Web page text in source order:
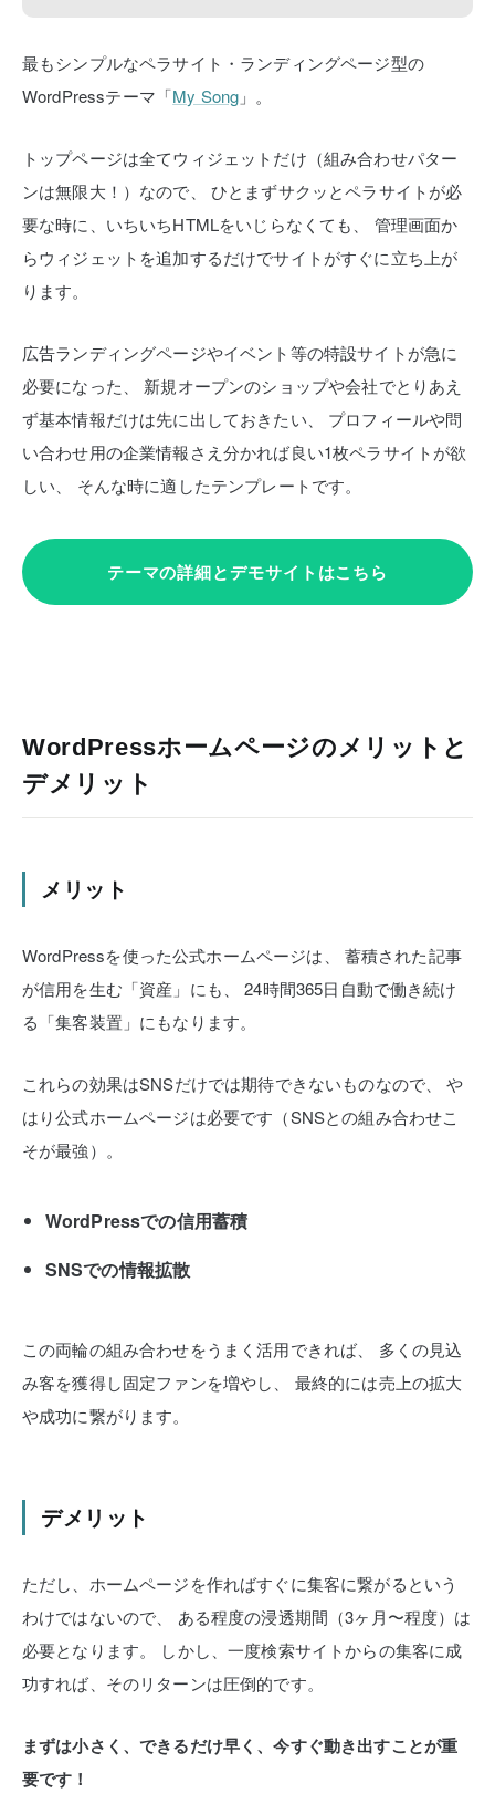
最もシンプルなペラサイト・ランディングページ型の
WordPressテーマ「My Song 」。
トップページは全てウィジェットだけ（組み合わせパター
ンは無限大！）なので、
ひとまずサクッとペラサイトが必
要な時に、いちいちHTMLをいじらなくても、
管理画面か
らウィジェットを追加するだけでサイトがすぐに立ち上が
ります。
広告ランディングページやイベント等の特設サイトが急に
必要になった、
新規オープンのショップや会社でとりあえ
ず基本情報だけは先に出しておきたい、
プロフィールや問
い合わせ用の企業情報さえ分かれば良い1枚ペラサイトが欲
しい、
そんな時に適したテンプレートです。
テーマの詳細とデモサイトはこちら
WordPressホームページのメリットと
デメリット
メリット
WordPressを使った公式ホームページは、
蓄積された記事
が信用を生む「資産」にも、
24時間365日自動で働き続け
る「集客装置」にもなります。
これらの効果はSNSだけでは期待できないものなので、
や
はり公式ホームページは必要です（SNSとの組み合わせこ
そが最強）。
WordPressでの信用蓄積
SNSでの情報拡散
この両輪の組み合わせをうまく活用できれば、
多くの見込
み客を獲得し固定ファンを増やし、
最終的には売上の拡大
や成功に繋がります。
デメリット
ただし、ホームページを作ればすぐに集客に繋がるという
わけではないので、
ある程度の浸透期間（3ヶ月〜程度）は
必要となります。
しかし、一度検索サイトからの集客に成
功すれば、そのリターンは圧倒的です。
まずは小さく、できるだけ早く、今すぐ動き出すことが重
要です！